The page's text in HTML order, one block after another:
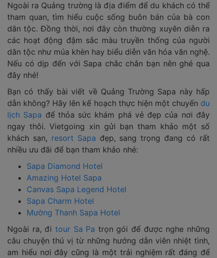
Ngoài ra Quảng trường là địa điểm để du khách có thể
tham quan, tìm hiểu cuộc sống buôn bán của bà con
dân tộc. Đồng thời, nơi đây còn thường xuyên diễn ra
các hoạt động đậm sắc màu truyền thống của người
dân tộc như múa khèn hay biểu diễn văn hóa văn nghệ.
Nếu có dịp đến với Sapa chắc chắn bạn nên ghé qua
đây nhé!
Bạn có thấy bài viết về Quảng Trường Sapa này hấp
dẫn không? Hãy lên kế hoạch thực hiện một chuyến du
lịch Sapa để thỏa sức khám phá vẻ đẹp của nơi đây
ngay thôi. Vietgoing xin gửi bạn tham khảo một số
khách sạn, resort Sapa đẹp, sang trọng đang có rất
nhiều ưu đãi để bạn tham khảo nhé:
Sapa Diamond Hotel
Amazing Hotel Sapa
Canvas Sapa Legend Hotel
Sapa Charm Hotel
Mường Thanh Sapa Hotel
Ngoài ra, đi tour Sa Pa trọn gói để được nghe những
câu chuyện thú vị từ những hướng dẫn viên nhiệt tình,
am hiểu nơi đây cũng là một trải nghiệm rất đáng để